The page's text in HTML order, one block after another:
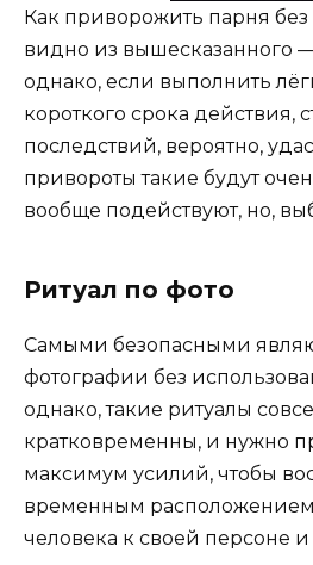
Как приворожить парня
видно из вышесказанного
однако, если выполнить
короткого срока действия,
последствий, вероятно,
привороты такие будут
вообще подействуют, но,
Ритуал по фото
Самыми безопасными
фотографии без
однако, такие ритуалы
кратковременны, и нужно
максимум усилий, чтобы
временным
человека к своей персоне и